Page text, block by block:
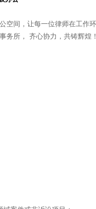
空间，让每一位律师在工作
务所， 齐心协力，共铸辉煌！